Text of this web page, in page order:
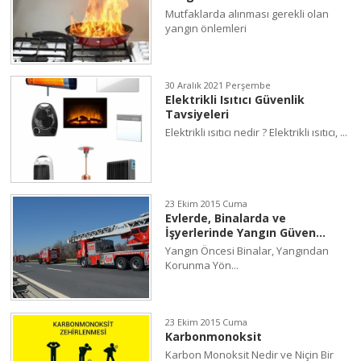
Mutfaklarda alınması gerekli olan
yangın önlemleri
30 Aralık 2021 Perşembe
Elektrikli Isıtıcı Güvenlik
Tavsiyeleri
Elektrikli ısıtıcı nedir ? Elektrikli ısıtıcı, ...
23 Ekim 2015 Cuma
Evlerde, Binalarda ve
İşyerlerinde Yangın Güven...
Yangın Öncesi Binalar, Yangından
Korunma Yön...
23 Ekim 2015 Cuma
Karbonmonoksit
Karbon Monoksit Nedir ve Niçin Bir